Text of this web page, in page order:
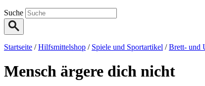
Suche
Startseite /Hilfsmittelshop / Spiele und Sportartikel /Brett- und
Mensch ärgere dich nicht